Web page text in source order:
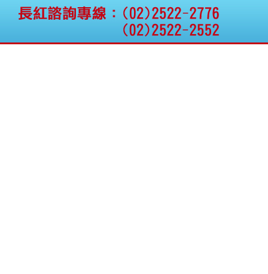
公告向關係人取得使用
權資產
仁新醫藥:代重要子公司
BeliteBio,Inc公告受邀參